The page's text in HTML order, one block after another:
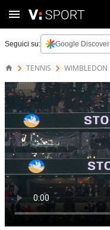
Seguici su: Google Discover
TENNIS WIMBLEDON